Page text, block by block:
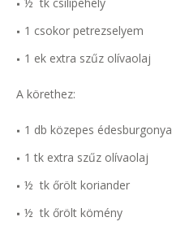
1 csokor petrezselyem
1 ek extra szűz olívaolaj
A körethez:
1 db közepes édesburgonya
1 tk extra szűz olívaolaj
½ tk őrölt koriander
½ tk őrölt kömény